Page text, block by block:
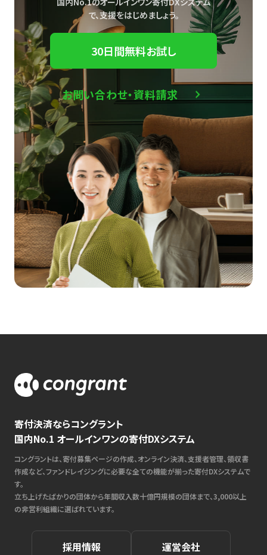
で、支援をはじめましょう。
30日間無料お試し
お問い合わせ・資料請求
寄付決済ならコングラント
国内No.1 オールインワンの寄付DXシステム
コングラントは、寄付募集ページの作成、オンライン決済、支援者管理、領収書
作成など、ファンドレイジングに必要な全ての機能が揃った寄付DXシステムで
す。
立ち上げたばかりの団体から年間収入数十億円規模の団体まで、3,000以上
の非営利組織に選ばれています。
採用情報 運営会社